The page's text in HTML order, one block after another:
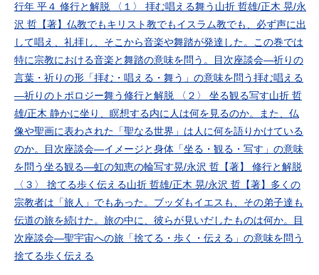
た少年少女たちの、厳しい環
境の中で懸命に生きる姿を描
いている。夜、遊園地の潜水
艇に忍び込んだ「竜太」と妹
の「トマト」。だが、偶然に
も遊園地の経営者の息子「イ
ガオ」とその友達「キュウ
リ」と「カボ」も入り込んで
いた。竜太とイガオはと取っ
組み合いの喧嘩になり、その
潜水艇が発進してしまった。
懸命に操縦して戻ろうとする
がついに燃料が尽き、漂流の
果て嵐に巻き込まれた後、無
人島に漂着した。彼らはこの
島を「ガボテン島」と名付
け、島で仲良くなった九官鳥
に似た鳥の「ケロ」、ゴリラ
の「ゴリ」と共に自然の中
で、時にはいがみ合いながら
行年 平４ 修行と解脱 〈１〉 拝む唱える舞う山折 哲雄/正木 晃/永
沢 哲【著】仏教でもキリスト教でもイスラム教でも、必ず声に出
して唱え、礼拝し、そこから音楽や舞踏が発達した。この巻では
特に宗教における音楽と舞踏の意味を問う。目次座談会―祈りの
言葉・祈りの形「拝む・唱える・舞う」の意味を問う拝む唱える
―祈りのトポロジー舞う修行と解脱 〈２〉 坐る観る写す山折 哲
雄/正木 静かに坐り、瞑想する内に人は何を見るのか。また、仏
像や聖画に表わされた「聖なる世界」は人に何を語りかけている
のか。目次座談会―イメージと身体「坐る・観る・写す」の意味
を問う坐る観る―虹の知恵の輪写す晃/永沢 哲【著】 修行と解脱
〈３〉 捨てる歩く伝える山折 哲雄/正木 晃/永沢 哲【著】多くの
宗教者は「旅人」でもあった。ブッダもイエスも、その弟子達も
伝道の旅を続けた。旅の中に、彼らが見いだしたものは何か。目
次座談会―聖宇宙への旅「捨てる・歩く・伝える」の意味を問う
捨てる歩く伝える